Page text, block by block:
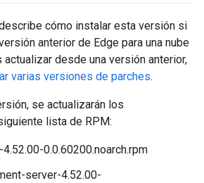
cómo instalar esta versión si
anterior de Edge para una nube
desde una versión anterior,
varias versiones de parches.
se actualizarán los
lista de RPM:
0.0.60200.noarch.rpm
server-4.52.00-